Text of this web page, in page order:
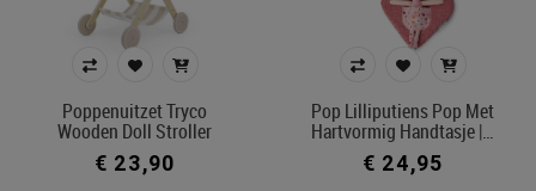
Model
poppenbabybuidel
poppeneetstoel
poppenbed
poppendraagmand
Poppenuitzet Tryco
Wooden Doll Stroller
€ 23,90
Pop Lilliputiens Pop Met
Hartvormig Handtasje |…
€ 24,95